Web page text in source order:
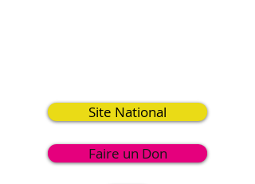
Site National
Faire un Don